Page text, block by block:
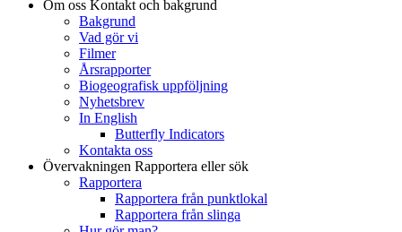
Om oss Kontakt och bakgrund
Bakgrund
Vad gör vi
Filmer
Årsrapporter
Biogeografisk uppföljning
Nyhetsbrev
In English
Butterfly Indicators
Kontakta oss
Övervakningen Rapportera eller sök
Rapportera
Rapportera från punktlokal
Rapportera från slinga